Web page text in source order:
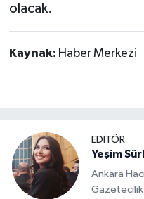
olacak.
Kaynak: Haber Merkezi
EDİTÖR
Yeşim
Ankara
Gazetecilik